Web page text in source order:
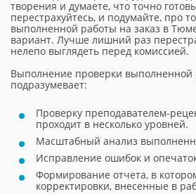
творения и думаете, что точно
перестрахуйтесь, и подумайте, про
выполненной работы на заказ в
вариант. Лучше лишний раз
нелепо выглядеть перед комиссией.
Выполнение проверки выполненной
подразумевает:
Проверку преподавателем-
проходит в несколько уровней.
Масштабный анализ
Исправление ошибок и
Формирование отчета, в
корректировки, внесенные в